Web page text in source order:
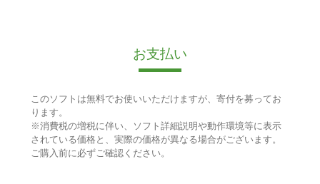
お支払い
このソフトは無料でお使いいただけますが、寄付を募ってお
ります。
※消費税の増税に伴い、ソフト詳細説明や動作環境等に表示
されている価格と、実際の価格が異なる場合がございます。
ご購入前に必ずご確認ください。